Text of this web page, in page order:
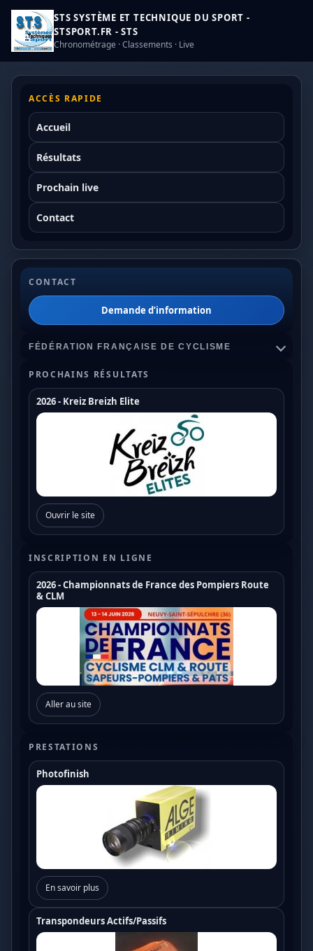
STS SYSTÈME ET TECHNIQUE DU SPORT -
STSPORT.FR - STS
Chronométrage · Classements · Live
ACCÈS RAPIDE
Accueil
Résultats
Prochain live
Contact
CONTACT
Demande d’information
FÉDÉRATION FRANÇAISE DE CYCLISME
Championnats de France
Coupe de France Cyclo Cross
Coupe de France N1
Coupe de France N2
Coupe de France N3
Coupe de France U17
Coupe de France U19
Trophée de France
PROCHAINS RÉSULTATS
2026 - Kreiz Breizh Elite
Ouvrir le site
INSCRIPTION EN LIGNE
2026 - Championnats de France des Pompiers Route
& CLM
Aller au site
PRESTATIONS
Photofinish
En savoir plus
Transpondeurs Actifs/Passifs